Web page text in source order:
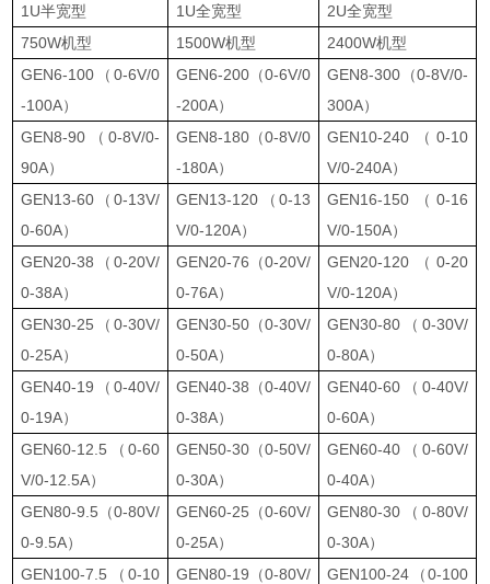
1U半宽型
1U全宽型
2U全宽型
750W机型
1500W机型
2400W机型
GEN6-100（0-6V/0
-100A）
GEN6-200（0-6V/0
-200A）
GEN8-300（0-8V/0-
300A）
GEN8-90（0-8V/0-
90A）
GEN8-180（0-8V/0
-180A）
GEN10-240（0-10
V/0-240A）
GEN13-60（0-13V/
0-60A）
GEN13-120（0-13
V/0-120A）
GEN16-150（0-16
V/0-150A）
GEN20-38（0-20V/
0-38A）
GEN20-76（0-20V/
0-76A）
GEN20-120（0-20
V/0-120A）
GEN30-25（0-30V/
0-25A）
GEN30-50（0-30V/
0-50A）
GEN30-80（0-30V/
0-80A）
GEN40-19（0-40V/
0-19A）
GEN40-38（0-40V/
0-38A）
GEN40-60（0-40V/
0-60A）
GEN60-12.5（0-60
V/0-12.5A）
GEN50-30（0-50V/
0-30A）
GEN60-40（0-60V/
0-40A）
GEN80-9.5（0-80V/
0-9.5A）
GEN60-25（0-60V/
0-25A）
GEN80-30（0-80V/
0-30A）
GEN100-7.5（0-10
GEN80-19（0-80V/
GEN100-24（0-100